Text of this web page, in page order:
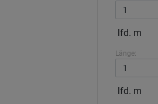
lfd. m
Länge:
lfd. m